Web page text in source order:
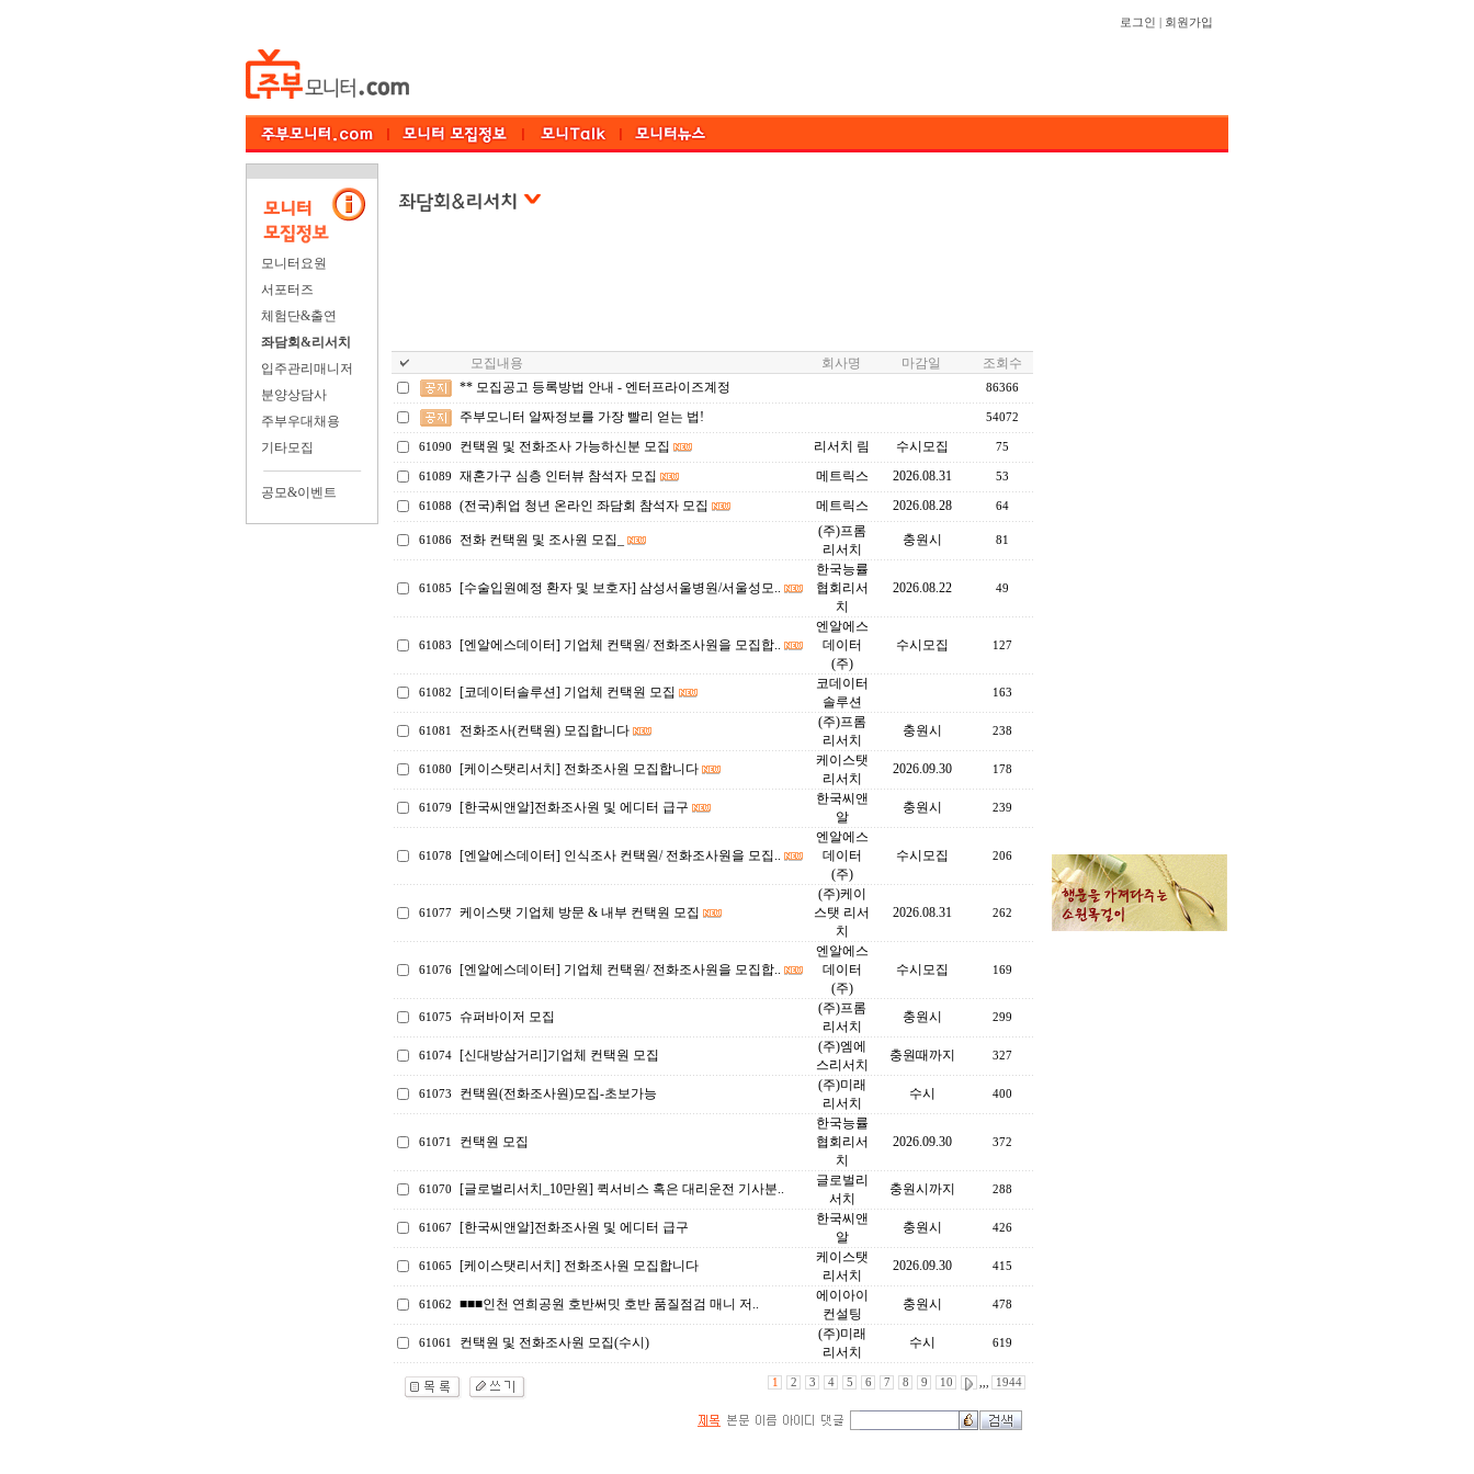
로그인 회원가입
모니터요원
서포터즈
체험단&출연
좌담회&리서치
입주관리매니저
분양상담사
주부우대채용
기타모집
공모&이벤트
모집내용 회사명 마감일
조회수
** 모집공고 등록방법 안내 - 엔터프라이즈계정
86366
주부모니터 알짜정보를 가장 빨리 얻는 법! 54072
61090 컨택원 및 전화조사 가능하신분 모집 리서치 림 수시모집 75
61089 재혼가구 심층 인터뷰 참석자 모집 메트릭스 2026.08.31 53
61088 (전국)취업 청년 온라인 좌담회 참석자 모집 메트릭스 2026.08.28 64
61086 전화 컨택원 및 조사원 모집_
(주)프롬
리서치
충원시 81
61085 [수술입원예정 환자 및 보호자] 삼성서울병원/서울성모..
한국능률
협회리서
치
2026.08.22 49
61083 [엔알에스데이터] 기업체 컨택원/ 전화조사원을 모집합..
엔알에스
데이터
(주)
수시모집 127
61082 [코데이터솔루션] 기업체 컨택원 모집
코데이터
솔루션
163
61081 전화조사(컨택원) 모집합니다
(주)프롬
리서치
충원시 238
61080 [케이스탯리서치] 전화조사원 모집합니다
케이스탯
리서치
2026.09.30 178
61079 [한국씨앤알]전화조사원 및 에디터 급구
한국씨앤
알
충원시 239
61078 [엔알에스데이터] 인식조사 컨택원/ 전화조사원을 모집..
엔알에스
데이터
(주)
수시모집 206
61077 케이스탯 기업체 방문 & 내부 컨택원 모집
(주)케이
스탯 리서
치
2026.08.31 262
61076 [엔알에스데이터] 기업체 컨택원/ 전화조사원을 모집합..
엔알에스
데이터
(주)
수시모집 169
61075 슈퍼바이저 모집
(주)프롬
리서치
충원시 299
61074 [신대방삼거리]기업체 컨택원 모집
(주)엠에
스리서치
충원때까지 327
61073 컨택원(전화조사원)모집-초보가능
(주)미래
리서치
수시 400
61071 컨택원 모집
한국능률
협회리서
치
2026.09.30 372
61070 [글로벌리서치_10만원] 퀵서비스 혹은 대리운전 기사분..
글로벌리
서치
충원시까지 288
61067 [한국씨앤알]전화조사원 및 에디터 급구
한국씨앤
알
충원시 426
61065 [케이스탯리서치] 전화조사원 모집합니다
케이스탯
리서치
2026.09.30 415
61062 ■■■인천 연희공원 호반써밋 호반 품질점검 매니 저..
에이아이
컨설팅
충원시 478
61061 컨택원 및 전화조사원 모집(수시)
(주)미래
리서치
수시 619
1 2 3 4 5 6 7 8 9 10 ,,, 1944